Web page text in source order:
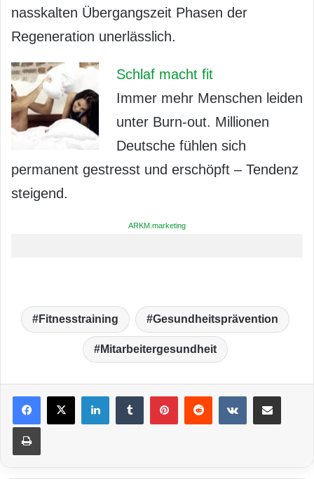
nasskalten Übergangszeit Phasen der
Regeneration unerlässlich.
Schlaf macht fit
Immer mehr Menschen leiden
unter Burn-out. Millionen
Deutsche fühlen sich
permanent gestresst und erschöpft – Tendenz
steigend.
ARKM.marketing
Fitnesstraining Gesundheitsprävention
Mitarbeitergesundheit
LinkedIn VKontakte
Drucken